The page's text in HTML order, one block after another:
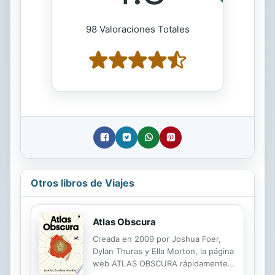
98 Valoraciones Totales
Otros libros de Viajes
Atlas Obscura
Creada en 2009 por Joshua Foer,
Dylan Thuras y Ella Morton, la página
web ATLAS OBSCURA rápidamente